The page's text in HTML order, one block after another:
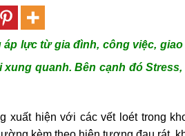
lực từ gia đình, công việc,
quanh. Bên cạnh đó
xuất hiện với các vết loét trong